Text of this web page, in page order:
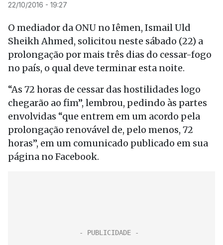
22/10/2016 - 19:27
O mediador da ONU no Iêmen, Ismail Uld
Sheikh Ahmed, solicitou neste sábado (22) a
prolongação por mais três dias do cessar-fogo
no país, o qual deve terminar esta noite.
“As 72 horas de cessar das hostilidades logo
chegarão ao fim”, lembrou, pedindo às partes
envolvidas “que entrem em um acordo pela
prolongação renovável de, pelo menos, 72
horas”, em um comunicado publicado em sua
página no Facebook.